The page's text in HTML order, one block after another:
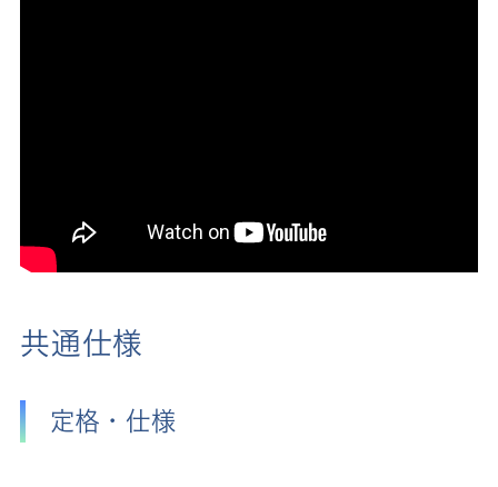
共通仕様
定格・仕様